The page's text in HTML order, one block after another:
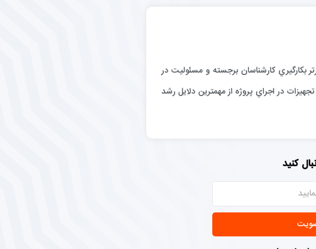
برتر بكارگيري كارشناسان برجسته و مسئوليت در
در اجراي پروژه از مهمترين دلايل رشد
کنید